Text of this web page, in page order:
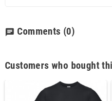
chat Comments (0)
Customers who bought